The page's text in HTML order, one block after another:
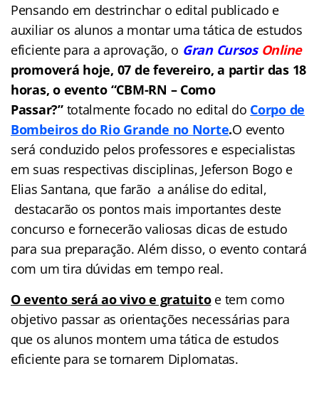
Pensando em destrinchar o edital publicado e
auxiliar os alunos a montar uma tática de estudos
eficiente para a aprovação, o Gran Cursos Online
promoverá hoje, 07 de fevereiro, a partir das 18
horas, o evento “CBM-RN – Como
Passar?”totalmente focado no edital do Corpo de
Bombeiros do Rio Grande no Norte.O evento
será conduzido pelos professores e especialistas
em suas respectivas disciplinas, Jeferson Bogo e
Elias Santana, que farão a análise do edital,
destacarão os pontos mais importantes deste
concurso e fornecerão valiosas dicas de estudo
para sua preparação. Além disso, o evento contará
com um tira dúvidas em tempo real.
O evento será ao vivo e gratuito e tem como
objetivo passar as orientações necessárias para
que os alunos montem uma tática de estudos
eficiente para se tornarem Diplomatas.